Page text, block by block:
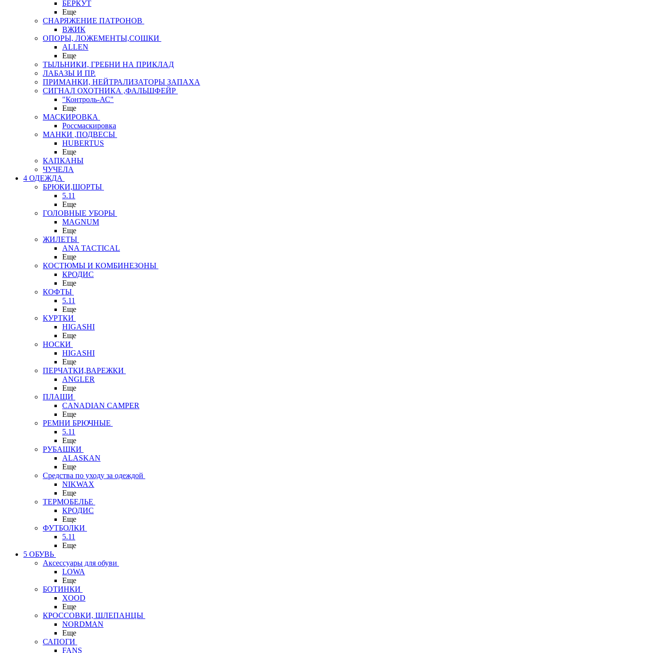
БЕРКУТ
Еще
СНАРЯЖЕНИЕ ПАТРОНОВ
ВЖИК
ОПОРЫ, ЛОЖЕМЕНТЫ,СОШКИ
ALLEN
Еще
ТЫЛЬНИКИ, ГРЕБНИ НА ПРИКЛАД
ЛАБАЗЫ И ПР.
ПРИМАНКИ, НЕЙТРАЛИЗАТОРЫ ЗАПАХА
СИГНАЛ ОХОТНИКА ,ФАЛЬШФЕЙР
"Контроль-АС"
Еще
МАСКИРОВКА
Россмаскировка
МАНКИ ,ПОДВЕСЫ
HUBERTUS
Еще
КАПКАНЫ
ЧУЧЕЛА
4 ОДЕЖДА
БРЮКИ,ШОРТЫ
5.11
Еще
ГОЛОВНЫЕ УБОРЫ
MAGNUM
Еще
ЖИЛЕТЫ
ANA TACTICAL
Еще
КОСТЮМЫ И КОМБИНЕЗОНЫ
КРОДИС
Еще
КОФТЫ
5.11
Еще
КУРТКИ
HIGASHI
Еще
НОСКИ
HIGASHI
Еще
ПЕРЧАТКИ,ВАРЕЖКИ
ANGLER
Еще
ПЛАЩИ
CANADIAN CAMPER
Еще
РЕМНИ БРЮЧНЫЕ
5.11
Еще
РУБАШКИ
ALASKAN
Еще
Средства по уходу за одеждой
NIKWAX
Еще
ТЕРМОБЕЛЬЕ
КРОДИС
Еще
ФУТБОЛКИ
5.11
Еще
5 ОБУВЬ
Аксессуары для обуви
LOWA
Еще
БОТИНКИ
XOOD
Еще
КРОССОВКИ, ШЛЕПАНЦЫ
NORDMAN
Еще
САПОГИ
FANS